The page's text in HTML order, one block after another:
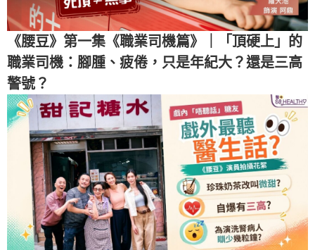
《腰豆》第一集《職業司機篇》｜「頂硬上」的
職業司機：腳腫、疲倦，只是年紀大？還是三高
警號？